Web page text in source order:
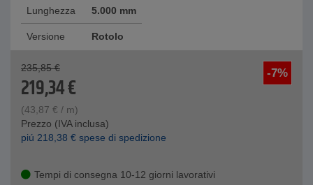
Lunghezza 5.000 mm
Versione Rotolo
-7%
235,85 €
219,34€
(43,87 € / m)
Prezzo (IVA inclusa)
piú 218,38 € spese di spedizione
Tempi di consegna 10-12 giorni lavorativi